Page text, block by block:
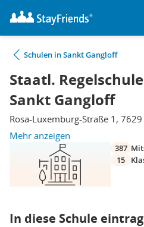
Schulen in Sankt Gangloff
Staatl.
Sankt Gangloff
Rosa-Luxemburg-Straße 1,
Mehr anzeigen
387
15
In diese Schule